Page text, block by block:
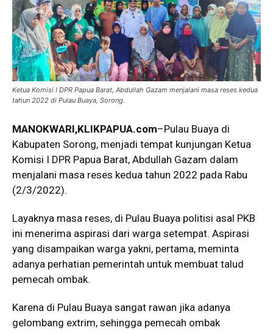
Ketua Komisi I DPR Papua Barat, Abdullah Gazam menjalani masa reses kedua
tahun 2022 di Pulau Buaya, Sorong.
MANOKWARI,KLIKPAPUA.com–Pulau Buaya di
Kabupaten Sorong, menjadi tempat kunjungan Ketua
Komisi I DPR Papua Barat, Abdullah Gazam dalam
menjalani masa reses kedua tahun 2022 pada Rabu
(2/3/2022).
Layaknya masa reses, di Pulau Buaya politisi asal PKB
ini menerima aspirasi dari warga setempat. Aspirasi
yang disampaikan warga yakni, pertama, meminta
adanya perhatian pemerintah untuk membuat talud
pemecah ombak.
Karena di Pulau Buaya sangat rawan jika adanya
gelombang extrim, sehingga pemecah ombak